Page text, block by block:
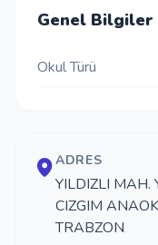
Genel Bilgiler
Okul Türü
ADRES
YILDIZLI MAH.
CIZGIM
TRABZON